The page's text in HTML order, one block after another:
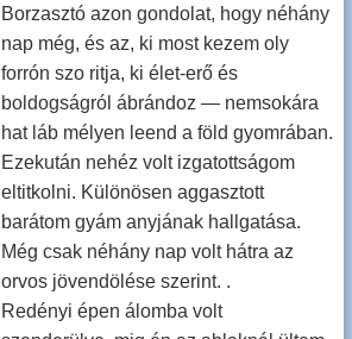
Borzasztó azon gondolat, hogy néhány
nap még, és az, ki most kezem oly
forrón szo ritja, ki élet-erő és
boldogságról ábrándoz — nemsokára
hat láb mélyen leend a föld gyomrában.
Ezekután nehéz volt izgatottságom
eltitkolni. Különösen aggasztott
barátom gyám anyjának hallgatása.
Még csak néhány nap volt hátra az
orvos jövendölése szerint. .
Redényi épen álomba volt